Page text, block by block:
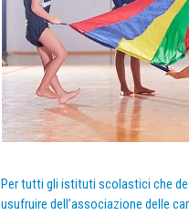
Per tutti gli istituti scolastici che
usufruire dell’associazione delle